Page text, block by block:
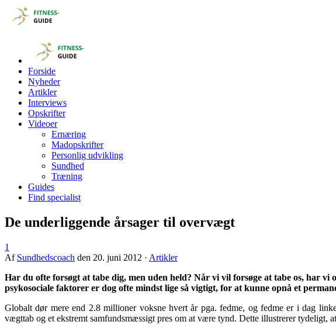
Forside
Nyheder
Artikler
Interviews
Opskrifter
Videoer
Ernæring
Madopskrifter
Personlig udvikling
Sundhed
Træning
Guides
Find specialist
De underliggende årsager til overvægt
1
Af Sundhedscoach den 20. juni 2012 · Artikler
Har du ofte forsøgt at tabe dig, men uden held? Når vi vil forsøge at tabe os, har
psykosociale faktorer er dog ofte mindst lige så vigtigt, for at kunne opnå et
Globalt dør mere end 2.8 millioner voksne hvert år pga. fedme, og fedme er i dag
vægttab og et ekstremt samfundsmæssigt pres om at være tynd. Dette illustrerer